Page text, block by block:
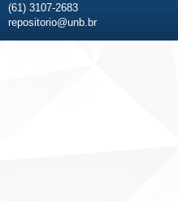
(61) 3107-2683
repositorio@unb.br